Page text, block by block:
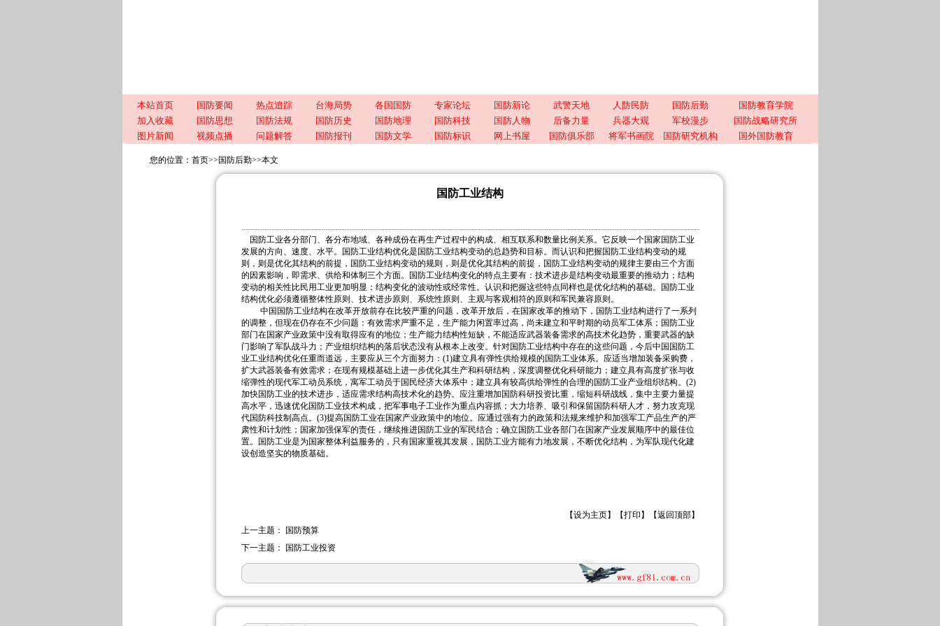
本站首页 国防要闻 热点追踪 台海局势 各国国防 专家论坛 国防新论 武警天地 人防民防 国防后勤
国防教育学院
加入收藏
国防思想 国防法规 国防历史 国防地理 国防科技 国防人物 后备力量 兵器大观 军校漫步
国防战略研究所
图片新闻
视频点播 问题解答 国防报刊 国防文学 国防标识 网上书屋 国防俱乐部 将军书画院 国防研究机构 国外国防教育
您的位置： 首页>> 国防后勤>>本文
国防工业结构
国防工业各分部门、各分布地域、各种成份在再生产过程中的构成、相互联系和数量比例关系。它反映一个国家国防工业
发展的方向、速度、水平。国防工业结构优化是国防工业结构变动的总趋势和目标。而认识和把握国防工业结构变动的规
则，则是优化其结构的前提，国防工业结构变动的规则，则是优化其结构的前提，国防工业结构变动的规律主要由三个方面
的因素影响，即需求、供给和体制三个方面。国防工业结构变化的特点主要有：技术进步是结构变动最重要的推动力；结构
变动的相关性比民用工业更加明显；结构变化的波动性或经常性。认识和把握这些特点同样也是优化结构的基础。国防工业
结构优化必须遵循整体性原则、技术进步原则、系统性原则、主观与客观相符的原则和军民兼容原则。
中国国防工业结构在改革开放前存在比较严重的问题，改革开放后，在国家改革的推动下，国防工业结构进行了一系列
的调整，但现在仍存在不少问题：有效需求严重不足，生产能力闲置率过高，尚未建立和平时期的动员军工体系；国防工业
部门在国家产业政策中没有取得应有的地位；生产能力结构性短缺，不能适应武器装备需求的高技术化趋势，重要武器的缺
门影响了军队战斗力；产业组织结构的落后状态没有从根本上改变。针对国防工业结构中存在的这些问题，今后中国国防工
业工业结构优化任重而道远，主要应从三个方面努力：(1)建立具有弹性供给规模的国防工业体系。应适当增加装备采购费，
扩大武器装备有效需求；在现有规模基础上进一步优化其生产和科研结构，深度调整优化科研能力；建立具有高度扩张与收
缩弹性的现代军工动员系统，寓军工动员于国民经济大体系中；建立具有较高供给弹性的合理的国防工业产业组织结构。(2)
加快国防工业的技术进步，适应需求结构高技术化的趋势。应注重增加国防科研投资比重，缩短科研战线，集中主要力量提
高水平，迅速优化国防工业技术构成，把军事电子工业作为重点内容抓；大力培养、吸引和保留国防科研人才，努力攻克现
代国防科技制高点。(3)提高国防工业在国家产业政策中的地位。应通过强有力的政策和法规来维护和加强军工产品生产的严
肃性和计划性；国家加强保军的责任，继续推进国防工业的军民结合；确立国防工业各部门在国家产业发展顺序中的最佳位
置。国防工业是为国家整体利益服务的，只有国家重视其发展，国防工业方能有力地发展，不断优化结构，为军队现代化建
设创造坚实的物质基础。
【设为主页】【打印 】【返回顶部】
上一主题：
国防预算
下一主题：
国防工业投资